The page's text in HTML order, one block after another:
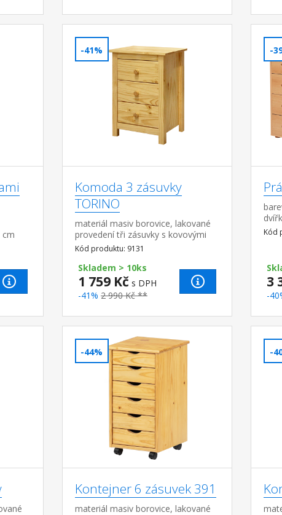
cm
-41%
Komoda 3 zásuvky
TORINO
materiál masiv borovice, lakované
provedení tři zásuvky s kovovými
pojezdy
Kód produktu: 9131
Skladem > 10ks
1 759 Kč s DPH
-41% 2 990 Kč **
-
Kód
3
-
-44%
Kontejner 6 zásuvek 391
materiál masiv borovice, lakované
-